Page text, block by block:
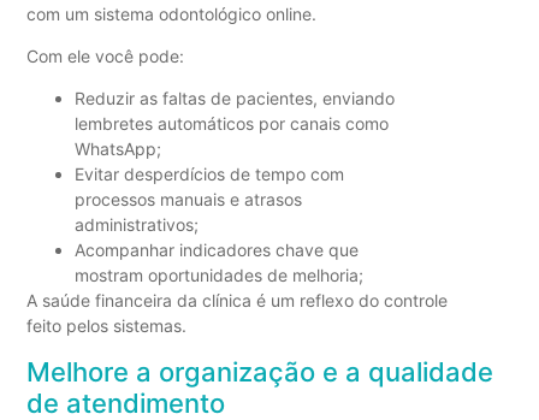
com um sistema odontológico online.
Com ele você pode:
Reduzir as faltas de pacientes, enviando
lembretes automáticos por canais como
WhatsApp;
Evitar desperdícios de tempo com
processos manuais e atrasos
administrativos;
Acompanhar indicadores chave que
mostram oportunidades de melhoria;
A saúde financeira da clínica é um reflexo do controle
feito pelos sistemas.
Melhore a organização e a qualidade
de atendimento